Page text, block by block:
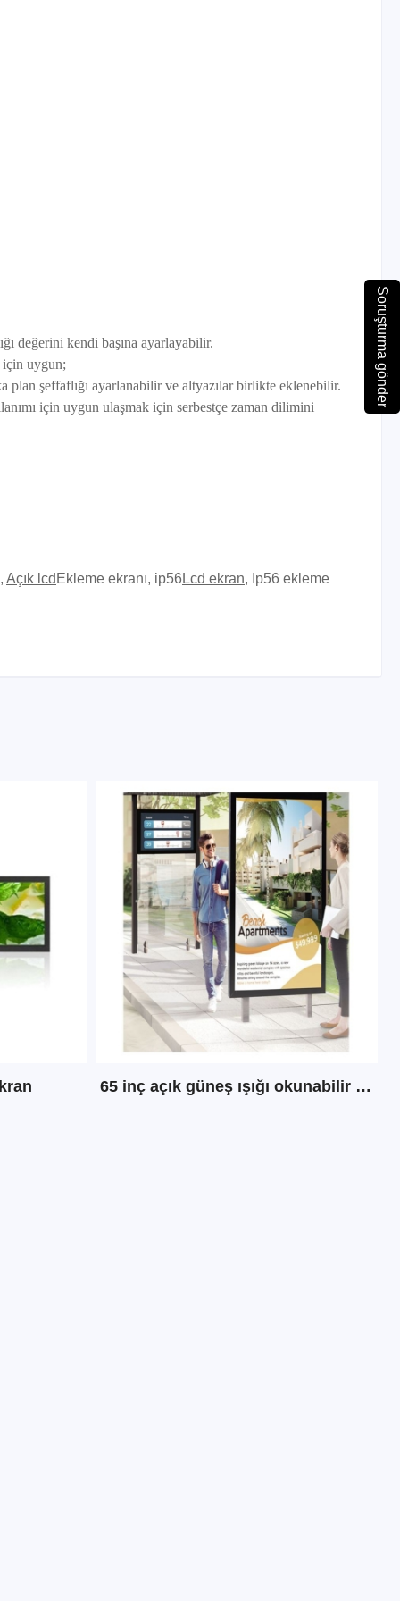
Soruşturma gönder
değerini kendi başına ayarlayabilir.
için uygun;
plan şeffaflığı ayarlanabilir ve altyazılar birlikte eklenebilir.
için uygun ulaşmak için serbestçe zaman dilimini
, Açık lcd Ekleme ekranı, ip56 Lcd ekran, Ip56 ekleme
65 inç açık güneş ışığı okunabilir dijital tabela